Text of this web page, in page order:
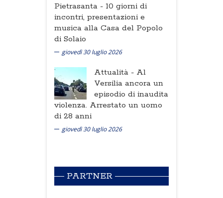
Pietrasanta - 10 giorni di
incontri, presentazioni e
musica alla Casa del Popolo
di Solaio
giovedì 30 luglio 2026
Attualità - Al
Versilia ancora un
episodio di inaudita
violenza. Arrestato un uomo
di 28 anni
giovedì 30 luglio 2026
PARTNER